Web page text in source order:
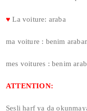
♥ La voiture: araba
ma voiture : benim
mes voitures : benim
ATTENTION:
Sesli harf ya da